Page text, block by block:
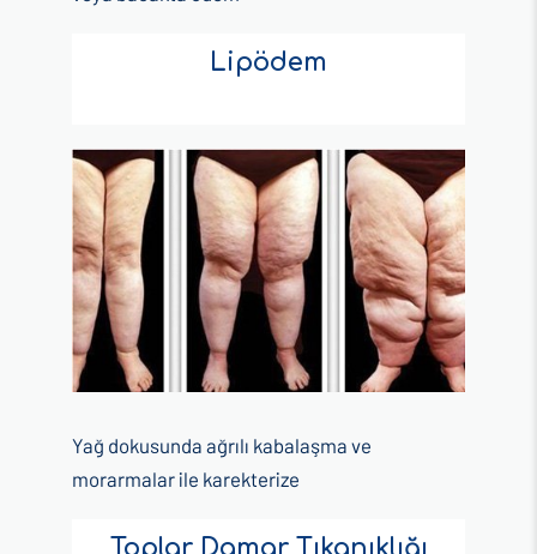
Lipödem
Yağ dokusunda ağrılı kabalaşma ve
morarmalar ile karekterize
Toplar Damar Tıkanıklığı